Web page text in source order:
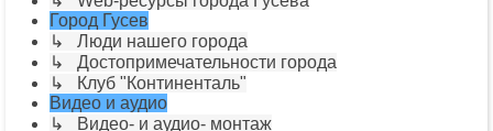
Город Гусев
↳ Люди нашего города
↳ Достопримечательности города
↳ Клуб "Континенталь"
Видео и аудио
↳ Видео- и аудио- монтаж